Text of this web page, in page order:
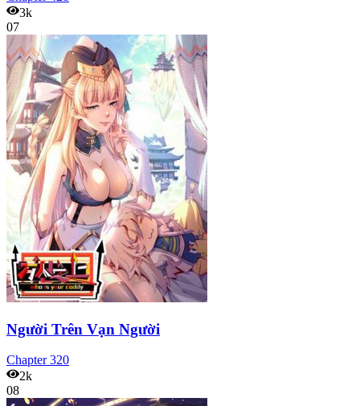
3k
07
Người Trên Vạn Người
Chapter320
2k
08